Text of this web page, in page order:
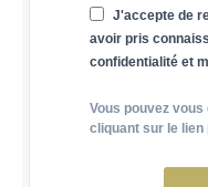
J'accepte de
avoir pris
confidentialité et
Vous pouvez
cliquant sur le lien